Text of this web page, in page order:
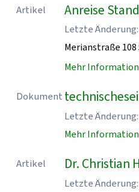
Artikel Anreise
Letzte
Merianstraße 108
Mehr
Dokument
Letzte Änderung:
Mehr
Artikel Dr. Christian
Letzte Änderung: